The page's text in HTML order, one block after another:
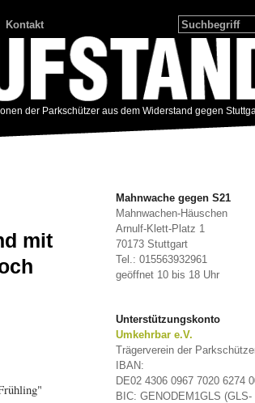
Kontakt
der Parkschützer aus dem Widerstand gegen
mit
Mahnwache gegen S21
Mahnwachen-Häuschen
Arnulf-Klett-Platz 1
70173 Stuttgart
Tel.: 015563932961
geöffnet 10 bis 18 Uhr
Unterstützungskonto
Umkehrbar e.V.
Trägerverein der
IBAN:
DE02 4306 0967 7020 6274
BIC: GENODEM1GLS (GLS-